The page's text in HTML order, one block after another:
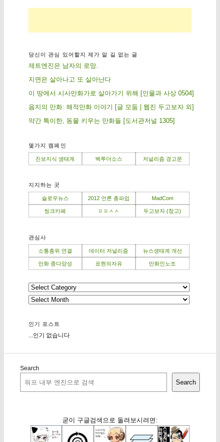
당신이 관심 있어할지 제가 알 길 없는 글
제트엔진은 남자의 로망.
지면은 살아나고 또 살아난다
이 땅에서 시사만화가로 살아가기 위해 [인물과 사상 0504]
음지의 만화: 해적만화 이야기 [글 모둠 | 웹진 두고보자 외]
약간 특이한, 동물 키우는 만화들 [도서관저널 1305]
몇가지 캠페인
진보지식 생태계 백투더소스 저널리즘 경고문
지지하는 곳
슬로우뉴스 2012 언론 총파업 MadCom
씽크카페 ㅍㅍㅅㅅ 두고보자 (창고)
관심사
소통층위 연결 데이터 저널리즘 뉴스생태계 개선
만화 종다양성 표현의자유 만화인노조
인기 포스트
...인기 없습니다
Search
Search
굳이 구글검색으로 돌려보시려면: